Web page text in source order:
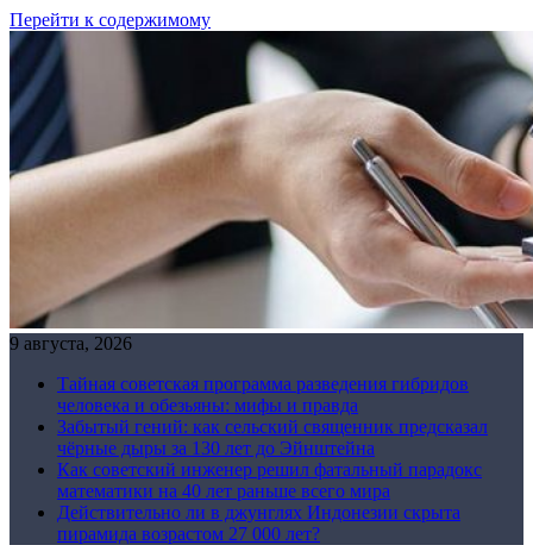
Перейти к содержимому
9 августа, 2026
Тайная советская программа разведения гибридов
человека и обезьяны: мифы и правда
Забытый гений: как сельский священник предсказал
чёрные дыры за 130 лет до Эйнштейна
Как советский инженер решил фатальный парадокс
математики на 40 лет раньше всего мира
Действительно ли в джунглях Индонезии скрыта
пирамида возрастом 27 000 лет?